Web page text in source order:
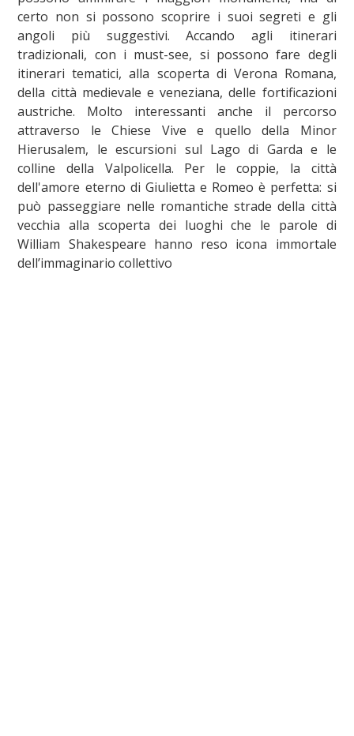
certo non si possono scoprire i suoi segreti e gli
angoli più suggestivi. Accando agli itinerari
tradizionali, con i must-see, si possono fare degli
itinerari tematici, alla scoperta di Verona Romana,
della città medievale e veneziana, delle fortificazioni
austriche. Molto interessanti anche il percorso
attraverso le Chiese Vive e quello della Minor
Hierusalem, le escursioni sul Lago di Garda e le
colline della Valpolicella. Per le coppie, la città
dell'amore eterno di Giulietta e Romeo è perfetta: si
può passeggiare nelle romantiche strade della città
vecchia alla scoperta dei luoghi che le parole di
William Shakespeare hanno reso icona immortale
dell’immaginario collettivo